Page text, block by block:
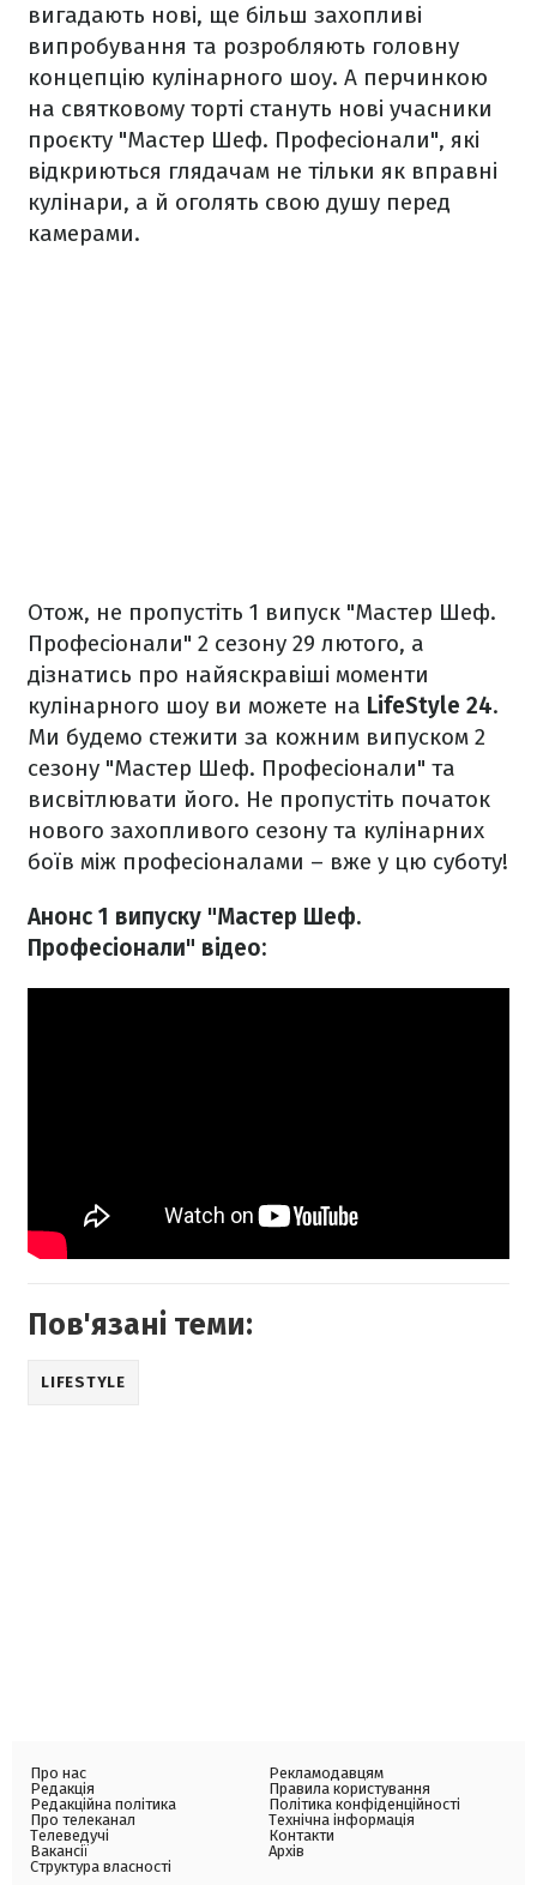
вигадають нові, ще більш захопливі
випробування та розробляють головну
концепцію кулінарного шоу. А перчинкою
на святковому торті стануть нові учасники
проєкту "Мастер Шеф. Професіонали", які
відкриються глядачам не тільки як вправні
кулінари, а й оголять свою душу перед
камерами.
Отож, не пропустіть 1 випуск "Мастер Шеф.
Професіонали" 2 сезону 29 лютого, а
дізнатись про найяскравіші моменти
кулінарного шоу ви можете на LifeStyle 24.
Ми будемо стежити за кожним випуском 2
сезону "Мастер Шеф. Професіонали" та
висвітлювати його. Не пропустіть початок
нового захопливого сезону та кулінарних
боїв між професіоналами – вже у цю суботу!
Анонс 1 випуску "Мастер Шеф.
Професіонали" відео:
Пов'язані теми:
LIFESTYLE
Про нас
Редакція
Редакційна політика
Про телеканал
Телеведучі
Вакансії
Структура власності
Рекламодавцям
Правила користування
Політика конфіденційності
Технічна інформація
Контакти
Архів